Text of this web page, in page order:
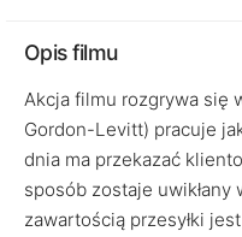
Opis filmu
Akcja filmu rozgrywa się
Gordon-Levitt) pracuje
dnia ma przekazać
sposób zostaje
zawartością przesyłki